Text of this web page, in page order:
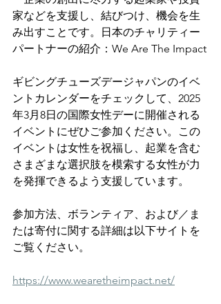
家などを支援し、結びつけ、機会を生
み出すことです。日本のチャリティー
パートナーの紹介：We Are The Impact
ギビングチューズデージャパンのイベ
ントカレンダーをチェックして、2025
年3月8日の国際女性デーに開催される
イベントにぜひご参加ください。この
イベントは女性を祝福し、起業を含む
さまざまな選択肢を模索する女性が力
を発揮できるよう支援しています。
参加方法、ボランティア、および／ま
たは寄付に関する詳細は以下サイトを
ご覧ください。
https://www.wearetheimpact.net/